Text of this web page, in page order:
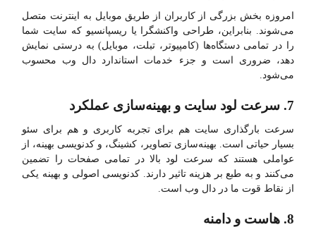
امروزه بخش بزرگی از کاربران از طریق موبایل به اینترنت متصل
می‌شوند. بنابراین، طراحی واکنشگرا یا ریسپانسیو که سایت شما
را در تمامی دستگاه‌ها (کامپیوتر، تبلت، موبایل) به درستی نمایش
دهد، ضروری است و جزء خدمات استاندارد دال وب محسوب
می‌شود.
7. سرعت لود سایت و بهینه‌سازی عملکرد
سرعت بارگذاری سایت هم برای تجربه کاربری و هم برای سئو
بسیار حیاتی است. بهینه‌سازی تصاویر، کشینگ، و کدنویسی بهینه، از
عواملی هستند که سرعت لود بالا در تمامی صفحات را تضمین
می‌کنند و به طبع بر هزینه تاثیر دارند. کدنویسی اصولی و بهینه یکی
از نقاط قوت ما در دال وب است.
8. هاست و دامنه